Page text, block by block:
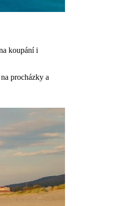
koupání i
procházky a